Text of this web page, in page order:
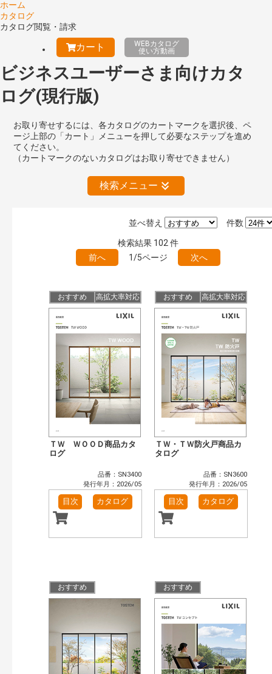
ホーム
カタログ
カタログ閲覧・請求
カート
WEBカタログ
使い方動画
ビジネスユーザーさま向けカタ
ログ(現行版)
お取り寄せするには、各カタログのカートマークを選択後、ペ
ージ上部の「カート」メニューを押して必要なステップを進め
てください。
（カートマークのないカタログはお取り寄せできません）
検索メニュー
絞り込みの解除
旧版（WEBカタログ）
キーワード検索（あいまい）
目次も検索
おすすめハッシュタグ
まずはここから（4）
施工イメージ・アイデア集（1）
リフォームおすすめ（14）
省エネ住宅関連（3）
補助金・優遇制度を知る（2）
カタログ一覧＆使い方（1）
カテゴリー
窓・シャッター（102）
玄関ドア・引戸（39）
インテリア建材（48）
エクステリア（123）
浴室（47）
洗面化粧室（31）
トイレ（60）
小型電気温水器（11）
水栓金具（46）
開始年:
件数
並べ替え
検索結果 102 件
前へ
1/5ページ 次へ
おすすめ 高拡大率対応
ＴＷ ＷＯＯＤ商品カタ
ログ
品番：SN3400
発行年月：2026/05
目次 カタログ
おすすめ 高拡大率対応
ＴＷ・ＴＷ防火戸商品カ
タログ
品番：SN3600
発行年月：2026/05
目次 カタログ
おすすめ おすすめ